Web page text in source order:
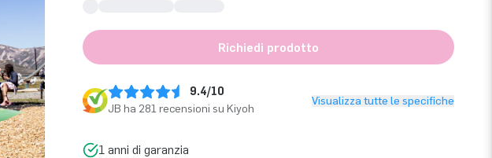
Richiedi prodotto
9.4/10
JB ha 281 recensioni su Kiyoh
Visualizza tutte le specifiche
1 anni di garanzia